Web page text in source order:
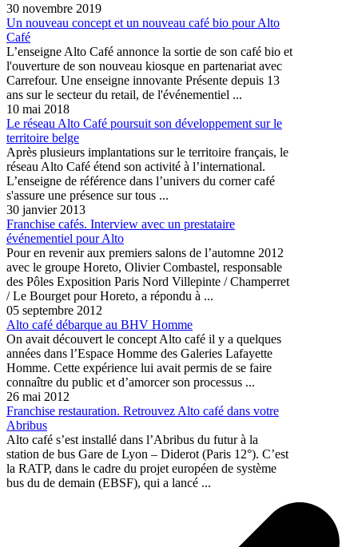
30 novembre 2019
Un nouveau concept et un nouveau café bio pour Alto
Café
L’enseigne Alto Café annonce la sortie de son café bio et
l'ouverture de son nouveau kiosque en partenariat avec
Carrefour. Une enseigne innovante Présente depuis 13
ans sur le secteur du retail, de l'événementiel ...
10 mai 2018
Le réseau Alto Café poursuit son développement sur le
territoire belge
Après plusieurs implantations sur le territoire français, le
réseau Alto Café étend son activité à l’international.
L’enseigne de référence dans l’univers du corner café
s'assure une présence sur tous ...
30 janvier 2013
Franchise cafés. Interview avec un prestataire
événementiel pour Alto
Pour en revenir aux premiers salons de l’automne 2012
avec le groupe Horeto, Olivier Combastel, responsable
des Pôles Exposition Paris Nord Villepinte / Champerret
/ Le Bourget pour Horeto, a répondu à ...
05 septembre 2012
Alto café débarque au BHV Homme
On avait découvert le concept Alto café il y a quelques
années dans l’Espace Homme des Galeries Lafayette
Homme. Cette expérience lui avait permis de se faire
connaître du public et d’amorcer son processus ...
26 mai 2012
Franchise restauration. Retrouvez Alto café dans votre
Abribus
Alto café s’est installé dans l’Abribus du futur à la
station de bus Gare de Lyon – Diderot (Paris 12°). C’est
la RATP, dans le cadre du projet européen de système
bus du de demain (EBSF), qui a lancé ...